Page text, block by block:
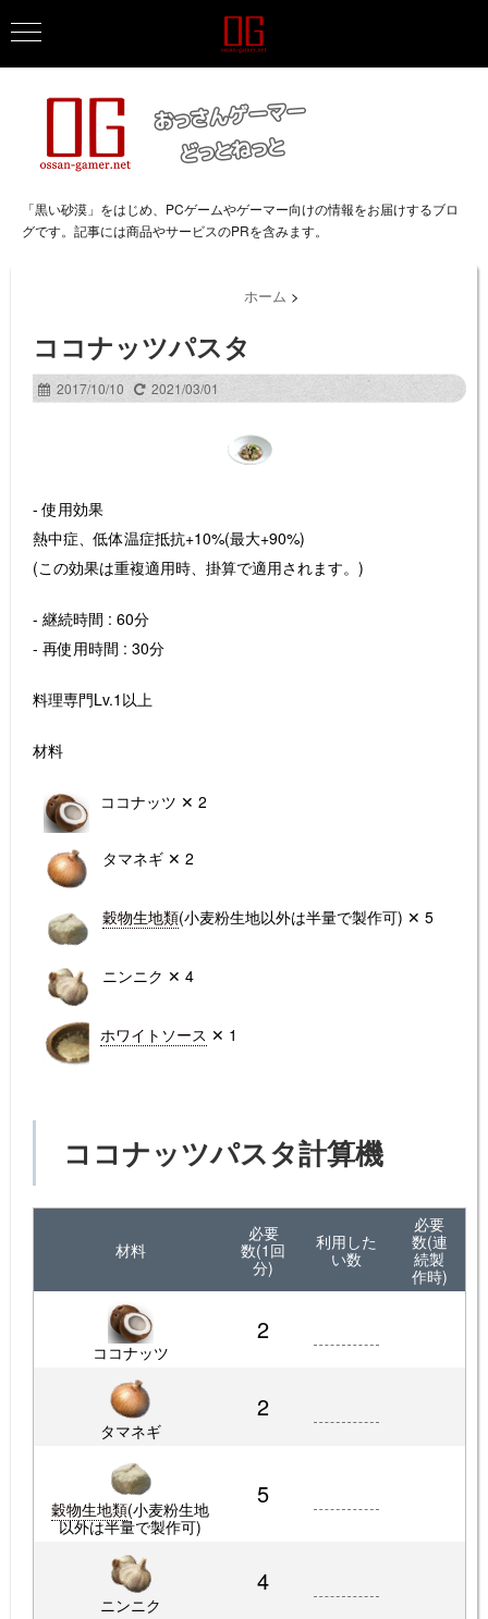
「黒い砂漠」をはじめ、PCゲームやゲーマー向けの情報をお届けするブロ
グです。記事には商品やサービスのPRを含みます。
ホーム >
ココナッツパスタ
2017/10/10 2021/03/01
- 使用効果
熱中症、低体温症抵抗+10%(最大+90%)
(この効果は重複適用時、掛算で適用されます。)
- 継続時間 : 60分
- 再使用時間 : 30分
料理専門Lv.1以上
材料
ココナッツ ✕ 2
タマネギ ✕ 2
穀物生地類(小麦粉生地以外は半量で製作可) ✕ 5
ニンニク ✕ 4
ホワイトソース ✕ 1
ココナッツパスタ計算機
材料
必要
数(1回
分)
利用した
い数
必要
数(連
続製
作時)
ココナッツ
2
タマネギ
2
穀物生地類(小麦粉生地
以外は半量で製作可)
5
ニンニク
4